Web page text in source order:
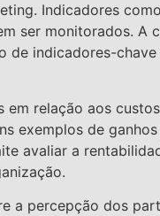
Indicadores
ser monitorados. A
de indicadores-chave
relação aos
exemplos de
avaliar a
a percepção dos